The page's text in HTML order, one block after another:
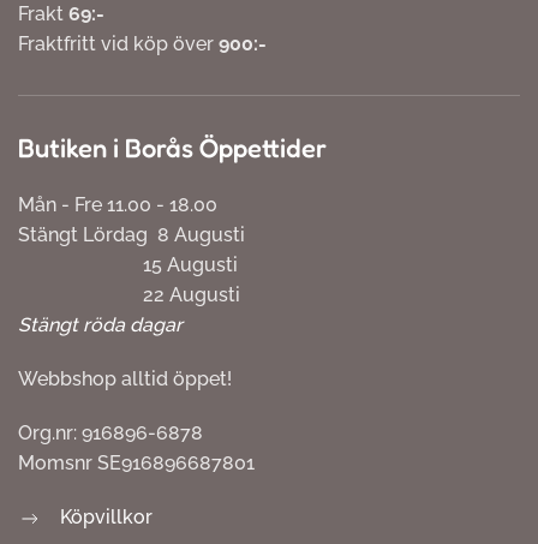
Frakt 69:-
Fraktfritt vid köp över 900:-
Butiken i Borås Öppettider
Mån - Fre 11.00 - 18.00
Stängt Lördag 8 Augusti
15 Augusti
22 Augusti
Stängt röda dagar
Webbshop alltid öppet!
Org.nr: 916896-6878
Momsnr SE916896687801
Köpvillkor